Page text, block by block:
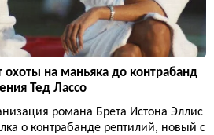
охоты на маньяка до контрабанд
Тед Лассо
романа Брета Истона Эллис
о контрабанде рептилий, новый с